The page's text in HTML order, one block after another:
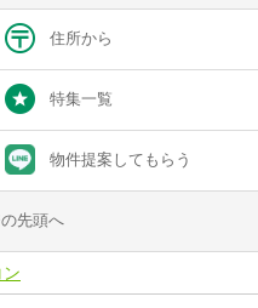
住所から
特集一覧
物件提案してもらう
先頭へ